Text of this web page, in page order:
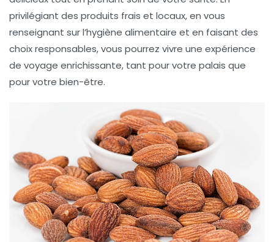
privilégiant des produits frais et locaux, en vous
renseignant sur l’hygiène alimentaire et en faisant des
choix responsables, vous pourrez vivre une expérience
de voyage enrichissante, tant pour votre palais que
pour votre bien-être.